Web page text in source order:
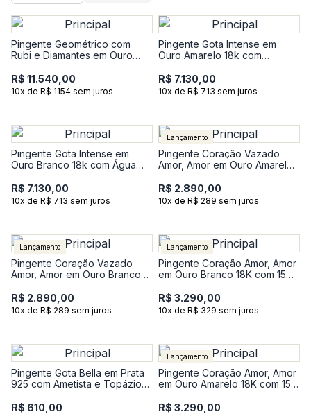
Pingente Geométrico com
Rubi e Diamantes em Ouro
R$ 11.540,00
10x de R$ 1154 sem juros
Pingente Gota Intense em
Ouro Amarelo 18k com
Diamantes
R$ 7.130,00
10x de R$ 713 sem juros
Pingente Gota Intense em
Ouro Branco 18k com Água
Diamantes
R$ 7.130,00
10x de R$ 713 sem juros
Lançamento
Pingente Coração Vazado
Amor, Amor em Ouro Amarelo
Diamantes
R$ 2.890,00
10x de R$ 289 sem juros
Lançamento
Pingente Coração Vazado
Amor, Amor em Ouro Branco
Diamantes
R$ 2.890,00
10x de R$ 289 sem juros
Lançamento
Pingente Coração Amor, Amor
em Ouro Branco 18K com 15
R$ 3.290,00
10x de R$ 329 sem juros
Pingente Gota Bella em Prata
925 com Ametista e Topázio
R$ 610,00
Lançamento
Pingente Coração Amor, Amor
em Ouro Amarelo 18K com 15
R$ 3.290,00